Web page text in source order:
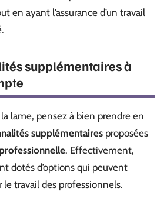
en ayant l’assurance d’un travail
supplémentaires à
lame, pensez à bien prendre en
supplémentaires proposées
. Effectivement,
dotés d’options qui peuvent
travail des professionnels.